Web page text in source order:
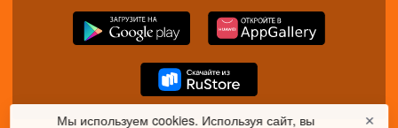
Мы используем cookies. Используя сайт, вы ✕